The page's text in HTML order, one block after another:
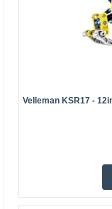
Izoliuotų
skersmuo: 0,5-
Prekių
Velleman KSR17 -